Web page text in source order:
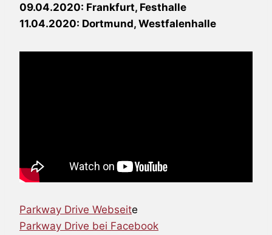
09.04.2020: Frankfurt, Festhalle
11.04.2020: Dortmund, Westfalenhalle
Parkway Drive Webseite
Parkway Drive bei Facebook